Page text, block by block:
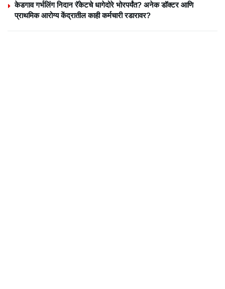
केडगाव गर्भलिंग निदान रॅकेटचे धागेदोरे भोरपर्यंत? अनेक डॉक्टर आणि
प्राथमिक आरोग्य केंद्रातील काही कर्मचारी रडारावर?